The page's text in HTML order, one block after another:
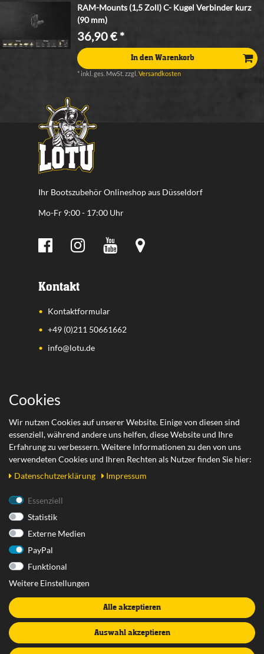
RAM-Mounts (1,5 Zoll) C- Kugel Verbinder kurz
(90 mm)
36,90 € *
In den Warenkorb
* inkl. ges. MwSt. zzgl.Versandkosten
Ihr Bootszubehör Onlineshop aus Düsseldorf
Mo-Fr 9:00 - 17:00 Uhr
Kontakt
Kontaktformular
+49 (0)211 50661662
info@lotu.de
Wichtige Links
Versand
Retoure
Rechtliches
AGB
Widerrufsformular
Batterieentsorgung
Cookies
Wir nutzen Cookies auf unserer Website. Einige von diesen sind
essenziell, während andere uns helfen, diese Website und Ihre
Erfahrung zu verbessern. Weitere Informationen zu den von uns
verwendeten Cookies und Ihren Rechten als Nutzer finden Sie hier:
Daten­schutz­erklärung
Impressum
Essenziell
Statistik
Externe Medien
PayPal
Funktional
Weitere Einstellungen
Alle akzeptieren
Auswahl akzeptieren